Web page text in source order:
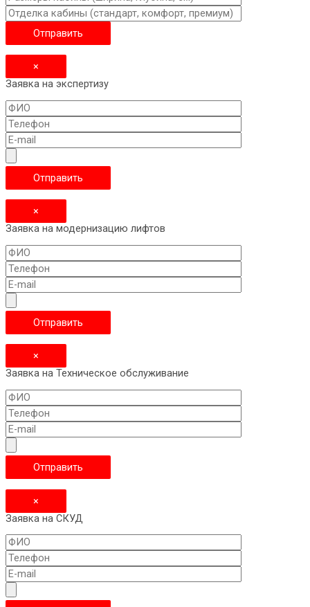
×
Заявка на экспертизу
×
Заявка на модернизацию лифтов
×
Заявка на Техническое обслуживание
×
Заявка на СКУД